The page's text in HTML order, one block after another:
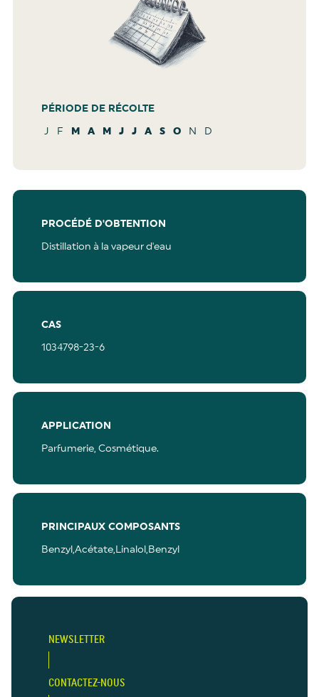
PÉRIODE DE RÉCOLTE
J F M A M J J A S O N D
PROCÉDÉ D'OBTENTION
Distillation à la vapeur d'eau
CAS
1034798-23-6
APPLICATION
Parfumerie, Cosmétique.
PRINCIPAUX COMPOSANTS
Benzyl,Acétate,Linalol,Benzyl
NEWSLETTER
CONTACTEZ-NOUS